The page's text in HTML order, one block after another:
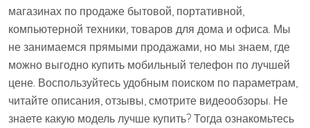
магазинах по продаже бытовой, портативной,
компьютерной техники, товаров для дома и офиса. Мы
не занимаемся прямыми продажами, но мы знаем, где
можно выгодно купить мобильный телефон по лучшей
цене. Воспользуйтесь удобным поиском по параметрам,
читайте описания, отзывы, смотрите видеообзоры. Не
знаете какую модель лучше купить? Тогда ознакомьтесь